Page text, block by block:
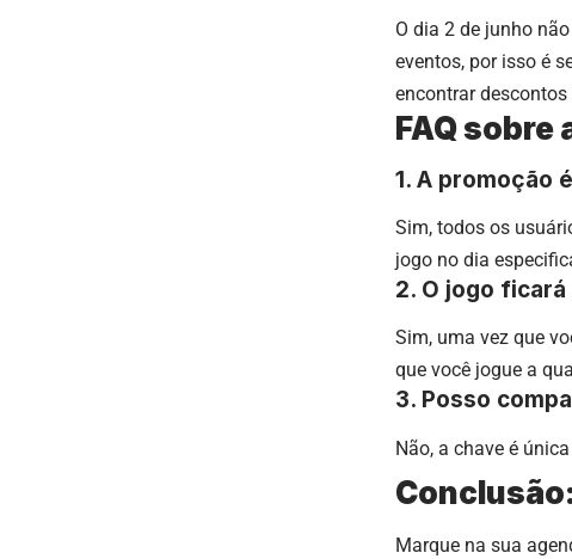
O dia 2 de junho
eventos, por isso é
encontrar
FAQ sobre
1. A promoção
Sim, todos os
jogo no dia
2. O jogo
Sim, uma vez que
que você jogue a
3. Posso
Não, a chave é
Marque na sua